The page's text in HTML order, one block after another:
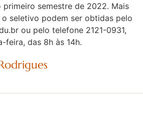
primeiro semestre de 2022. Mais
seletivo podem ser obtidas pelo
ou pelo telefone 2121-0931,
feira, das 8h às 14h.